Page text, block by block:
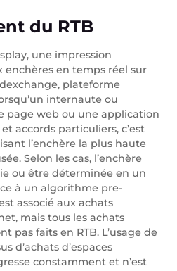
du RTB
une impression
enchères en temps réel sur
plateforme
internaute ou
page web ou une application
accords particuliers, c’est
l’enchère la plus haute
Selon les cas, l’enchère
ou être déterminée en un
à un algorithme pre-
associé aux achats
mais tous les achats
pas faits en RTB. L’usage de
d’achats d’espaces
constamment et n’est